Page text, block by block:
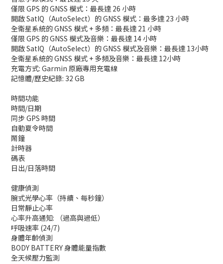
僅限 GPS 的 GNSS 模式：最長達 26 小時
開啟 SatIQ（AutoSelect）的 GNSS 模式：最多達 23 小時
全衛星系統的 GNSS 模式 + 多頻：最長達 21 小時
僅限 GPS 的 GNSS 模式及音樂：最長達 14 小時
開啟 SatIQ（AutoSelect）的 GNSS 模式及音樂：最長達 13小時
全衛星系統的 GNSS 模式 + 多頻及音樂：最長達 12小時
充電方式: Garmin 原廠專用充電線
記憶體/歷史紀錄: 32 GB
時間功能
時間/日期
同步 GPS 時間
自動夏令時間
鬧鐘
計時器
碼表
日出/日落時間
健康偵測
腕式光學心率（持續、每秒鐘）
日常靜止心率
心率升高通知: （過高與過低）
呼吸速率 (24/7)
身體年齡偵測
BODY BATTERY 身體能量指數
全天候壓力監測